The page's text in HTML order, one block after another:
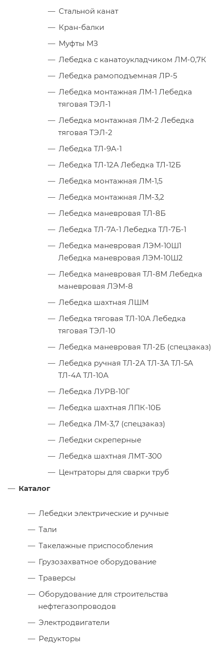
Стальной канат
Кран-балки
Муфты МЗ
Лебедка с канатоукладчиком ЛМ-0,7К
Лебедка рамоподъемная ЛР-5
Лебедка монтажная ЛМ-1 Лебедка
тяговая ТЭЛ-1
Лебедка монтажная ЛМ-2 Лебедка
тяговая ТЭЛ-2
Лебедка ТЛ-9А-1
Лебедка ТЛ-12А Лебедка ТЛ-12Б
Лебедка монтажная ЛМ-1,5
Лебедка монтажная ЛМ-3,2
Лебедка маневровая ТЛ-8Б
Лебедка ТЛ-7А-1 Лебедка ТЛ-7Б-1
Лебедка маневровая ЛЭМ-10Ш1
Лебедка маневровая ЛЭМ-10Ш2
Лебедка маневровая ТЛ-8М Лебедка
маневровая ЛЭМ-8
Лебедка шахтная ЛШМ
Лебедка тяговая ТЛ-10А Лебедка
тяговая ТЭЛ-10
Лебедка маневровая ТЛ-2Б (спецзаказ)
Лебедка ручная ТЛ-2А ТЛ-3А ТЛ-5А
ТЛ-4А ТЛ-10А
Лебедка ЛУРВ-10Г
Лебедка шахтная ЛПК-10Б
Лебедка ЛМ-3,7 (спецзаказ)
Лебедки скреперные
Лебедка шахтная ЛМТ-300
Центраторы для сварки труб
Каталог
Лебедки электрические и ручные
Тали
Такелажные приспособления
Грузозахватное оборудование
Траверсы
Оборудование для строительства
нефтегазопроводов
Электродвигатели
Редукторы